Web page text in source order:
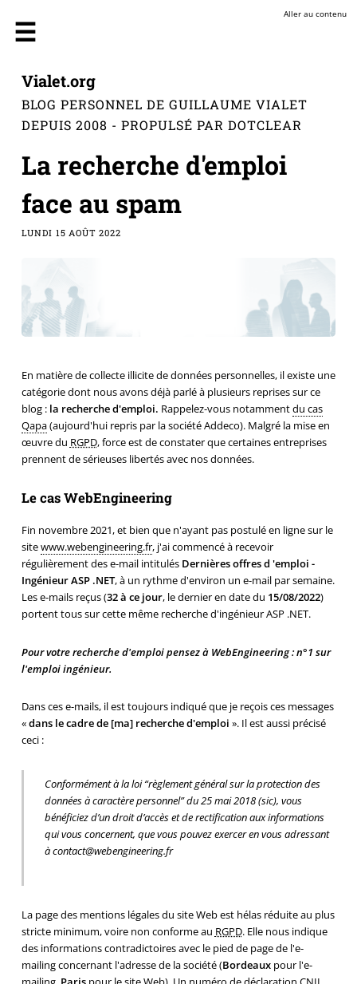
Aller au contenu
Vialet.org
BLOG PERSONNEL DE GUILLAUME VIALET
DEPUIS 2008 - PROPULSÉ PAR DOTCLEAR
La recherche d'emploi
face au spam
LUNDI 15 AOÛT 2022
En matière de collecte illicite de données personnelles, il existe une
catégorie dont nous avons déjà parlé à plusieurs reprises sur ce
blog : la recherche d'emploi. Rappelez-vous notammentdu cas
Qapa(aujourd'hui repris par la société Addeco). Malgré la mise en
œuvre du RGPD, force est de constater que certaines entreprises
prennent de sérieuses libertés avec nos données.
Le cas WebEngineering
Fin novembre 2021, et bien que n'ayant pas postulé en ligne sur le
sitewww.webengineering.fr, j'ai commencé à recevoir
régulièrement des e-mail intitulés Dernières offres d 'emploi -
Ingénieur ASP .NET, à un rythme d'environ un e-mail par semaine.
Les e-mails reçus (32 à ce jour, le dernier en date du 15/08/2022)
portent tous sur cette même recherche d'ingénieur ASP .NET.
Pour votre recherche d'emploi pensez à WebEngineering : n°1 sur
l'emploi ingénieur.
Dans ces e-mails, il est toujours indiqué que je reçois ces messages
«dans le cadre de [ma] recherche d'emploi ». Il est aussi précisé
ceci :
Conformément à la loi “règlement général sur la protection des
données à caractère personnel” du 25 mai 2018 (sic), vous
bénéficiez d’un droit d’accès et de rectification aux informations
qui vous concernent, que vous pouvez exercer en vous adressant
à contact@webengineering.fr
La page des mentions légales du site Web est hélas réduite au plus
stricte minimum, voire non conforme au RGPD. Elle nous indique
des informations contradictoires avec le pied de page de l'e-
mailing concernant l'adresse de la société (Bordeauxpour l'e-